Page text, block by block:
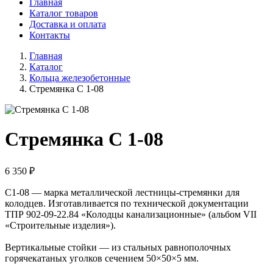
Главная
Каталог товаров
Доставка и оплата
Контакты
Главная
Каталог
Кольца железобетонные
Стремянка С 1-08
Стремянка С 1-08
6 350 ₽
С1-08 — марка металлической лестницы-стремянки для
колодцев. Изготавливается по технической документации
ТПР 902-09-22.84 «Колодцы канализационные» (альбом VII
«Строительные изделия»).
Вертикальные стойки — из стальных равнополочных
горячекатаных уголков сечением 50×50×5 мм.